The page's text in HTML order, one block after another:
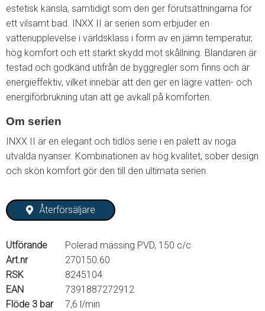
estetisk känsla, samtidigt som den ger förutsättningarna för
ett vilsamt bad. INXX II är serien som erbjuder en
vattenupplevelse i världsklass i form av en jämn temperatur,
hög komfort och ett starkt skydd mot skållning. Blandaren är
testad och godkänd utifrån de byggregler som finns och är
energieffektiv, vilket innebär att den ger en lägre vatten- och
energiförbrukning utan att ge avkall på komforten.
Om serien
INXX II är en elegant och tidlös serie i en palett av noga
utvalda nyanser. Kombinationen av hög kvalitet, sober design
och skön komfort gör den till den ultimata serien.
Återförsäljare
Utförande
Polerad mässing PVD, 150 c/c
Art.nr
270150.60
RSK
8245104
EAN
7391887272912
Flöde 3 bar
7,6 l/min